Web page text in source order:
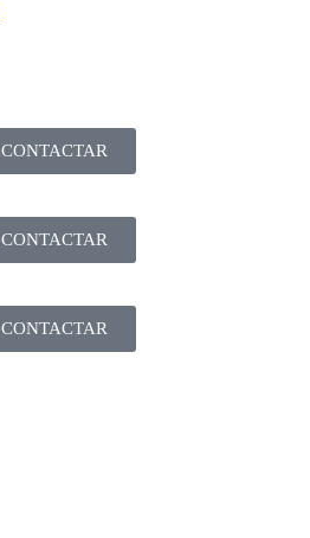
CONTACTAR
CONTACTAR
CONTACTAR